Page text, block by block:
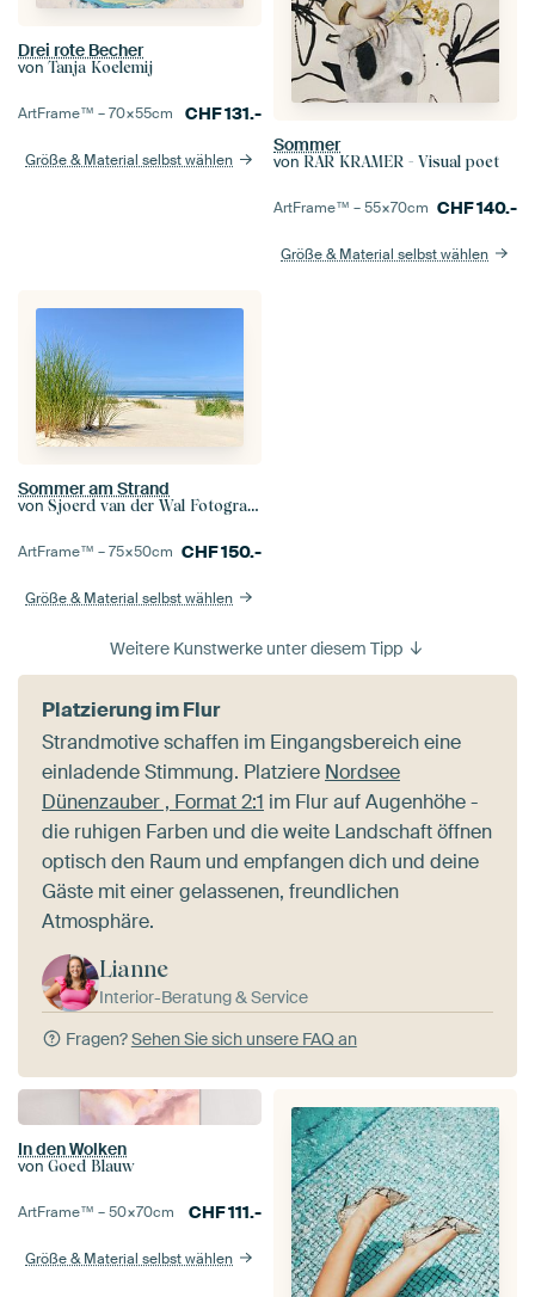
Drei rote Becher
von Tanja Koelemij
ArtFrame™ –70×55cm CHF131.-
Größe & Material selbst wählen
Sommer
von RAR KRAMER - Visual poet
ArtFrame™ –55×70cm CHF140.-
Größe & Material selbst wählen
Sommer am Strand
von Sjoerd van der Wal Fotografie
ArtFrame™ –75×50cm CHF150.-
Größe & Material selbst wählen
Weitere Kunstwerke unter diesem Tipp
Platzierung im Flur
Strandmotive schaffen im Eingangsbereich eine
einladende Stimmung. Platziere Nordsee
Dünenzauber , Format 2:1 im Flur auf Augenhöhe -
die ruhigen Farben und die weite Landschaft öffnen
optisch den Raum und empfangen dich und deine
Gäste mit einer gelassenen, freundlichen
Atmosphäre.
Lianne
Interior-Beratung & Service
Fragen?Sehen Sie sich unsere FAQ an
In den Wolken
von Goed Blauw
ArtFrame™ –50×70cm CHF111.-
Größe & Material selbst wählen